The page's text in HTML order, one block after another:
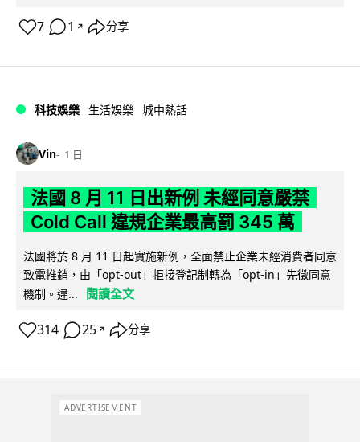
7 1 ↗ 分享
科技娛樂 生活娛樂 城中熱話
Vin 1 日
法國 8 月 11 日出新例 未經同意嚴禁
Cold Call 違規企業最高罰 345 萬
法國將於 8 月 11 日起實施新例，全面禁止企業未經消費者同意
致電推銷，由「opt-out」拒接登記制轉為「opt-in」先徵同意
機制。違...
閱讀全文
314 25 ↗ 分享
ADVERTISEMENT